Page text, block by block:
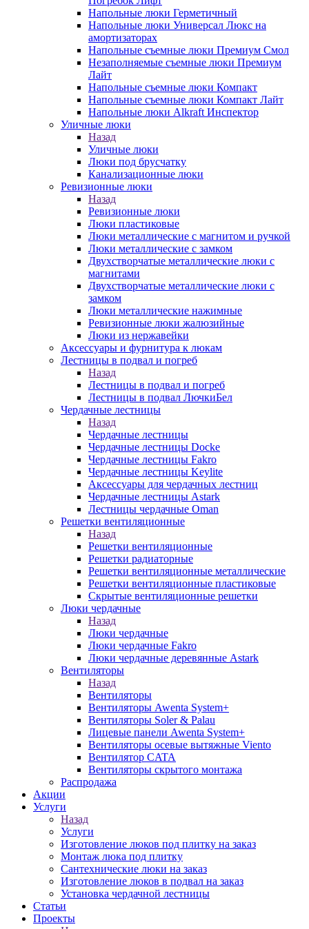
Напольные люки Герметичный
Напольные люки Универсал Люкс на
амортизаторах
Напольные съемные люки Премиум Смол
Незаполняемые съемные люки Премиум
Лайт
Напольные съемные люки Компакт
Напольные съемные люки Компакт Лайт
Напольные люки Alkraft Инспектор
Уличные люки
Назад
Уличные люки
Люки под брусчатку
Канализационные люки
Ревизионные люки
Назад
Ревизионные люки
Люки пластиковые
Люки металлические с магнитом и ручкой
Люки металлические с замком
Двухстворчатые металлические люки с
магнитами
Двухстворчатые металлические люки с
замком
Люки металлические нажимные
Ревизионные люки жалюзийные
Люки из нержавейки
Аксессуары и фурнитура к люкам
Лестницы в подвал и погреб
Назад
Лестницы в подвал и погреб
Лестницы в подвал ЛючкиБел
Чердачные лестницы
Назад
Чердачные лестницы
Чердачные лестницы Docke
Чердачные лестницы Fakro
Чердачные лестницы Keylite
Аксессуары для чердачных лестниц
Чердачные лестницы Astark
Лестницы чердачные Oman
Решетки вентиляционные
Назад
Решетки вентиляционные
Решетки радиаторные
Решетки вентиляционные металлические
Решетки вентиляционные пластиковые
Скрытые вентиляционные решетки
Люки чердачные
Назад
Люки чердачные
Люки чердачные Fakro
Люки чердачные деревянные Astark
Вентиляторы
Назад
Вентиляторы
Вентиляторы Awenta System+
Вентиляторы Soler & Palau
Лицевые панели Awenta System+
Вентиляторы осевые вытяжные Viento
Вентилятор CATA
Вентиляторы скрытого монтажа
Распродажа
Акции
Услуги
Назад
Услуги
Изготовление люков под плитку на заказ
Монтаж люка под плитку
Сантехнические люки на заказ
Изготовление люков в подвал на заказ
Установка чердачной лестницы
Статьи
Проекты